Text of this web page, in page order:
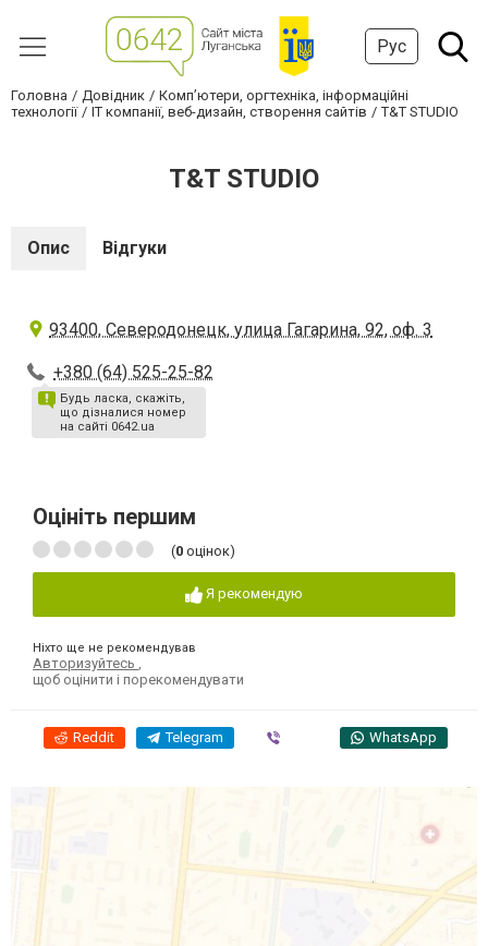
Рус
Головна Довідник
Комп’ютери, оргтехніка, інформаційні
технології
IT компанії, веб-дизайн, створення сайтів T&T STUDIO
T&T STUDIO
Опис Відгуки
93400, Северодонецк, улица Гагарина, 92, оф. 3
+380 (64) 525-25-82
Будь ласка, скажіть,
що дізналися номер
на сайті 0642.ua
Оцініть першим
(0 оцінок)
Я рекомендую
Ніхто ще не рекомендував
Авторизуйтесь
щоб оцінити і порекомендувати
Reddit Telegram WhatsApp